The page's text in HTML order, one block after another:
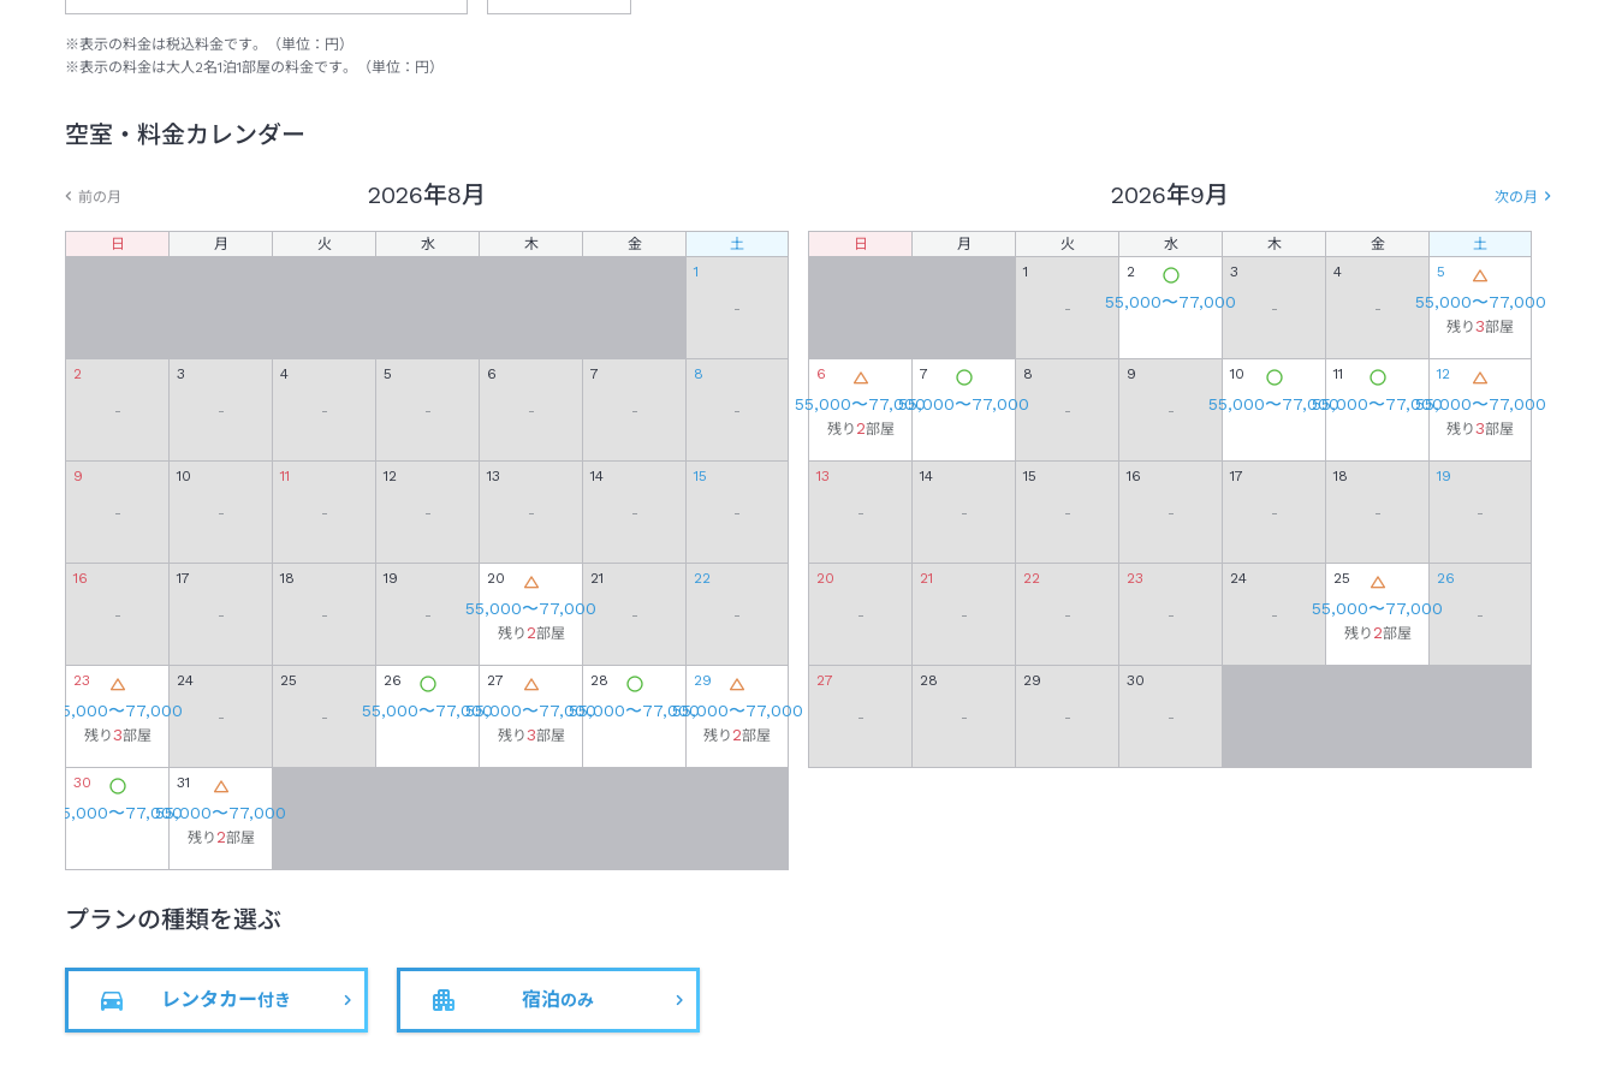
※表示の料金は税込料金です。（単位：円）
※表示の料金は大人2名1泊1部屋の料金です。（単位：円）
空室・料金カレンダー
2026年8月
日 月 火 水 木 金
土
1
-
2
-
3
-
4
-
5
-
6
-
7
-
8
-
9
-
10
-
11
-
12
-
13
-
14
-
15
-
16
-
17
-
18
-
19
-
20
55,000〜77,000
残り2部屋
21
-
22
-
23
55,000〜77,000
残り3部屋
24
-
25
-
26
55,000〜77,000
27
55,000〜77,000
残り3部屋
28
55,000〜77,000
29
55,000〜77,000
残り2部屋
30
55,000〜77,000
31
55,000〜77,000
残り2部屋
2026年9月
日 月 火 水 木 金
土
1
-
2
55,000〜77,000
3
-
4
-
5
55,000〜77,000
残り3部屋
6
55,000〜77,000
残り2部屋
7
55,000〜77,000
8
-
9
-
10
55,000〜77,000
11
55,000〜77,000
12
55,000〜77,000
残り3部屋
13
-
14
-
15
-
16
-
17
-
18
-
19
-
20
-
21
-
22
-
23
-
24
-
25
55,000〜77,000
残り2部屋
26
-
27
-
28
-
29
-
30
-
次の月
前の月
プランの種類を選ぶ
レンタカー付き 宿泊のみ